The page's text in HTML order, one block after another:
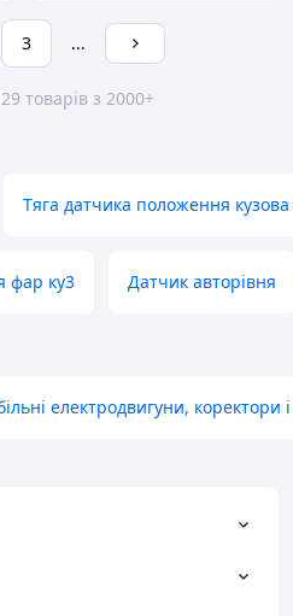
3 ...
товарів з 2000+
Тяга датчика положення кузова
фар ку3 Датчик авторівня
електродвигуни, коректори